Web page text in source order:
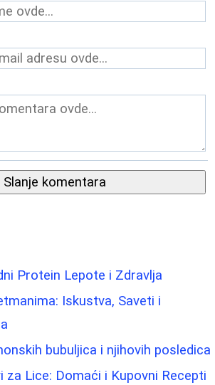
Slanje komentara
Protein Lepote i Zdravlja
Iskustva, Saveti i
bubuljica i njihovih posledica
za Lice: Domaći i Kupovni Recepti